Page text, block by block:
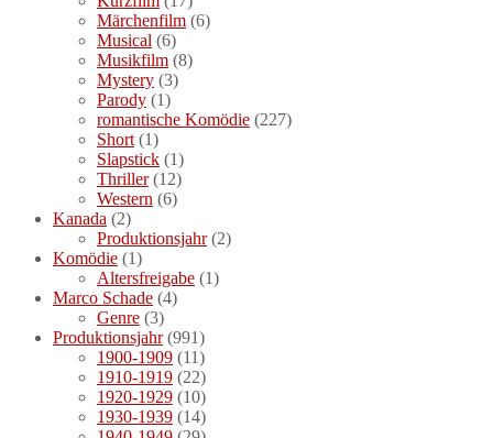
Märchenfilm (6)
Musical (6)
Musikfilm (8)
Mystery (3)
Parody (1)
romantische Komödie (227)
Short (1)
Slapstick (1)
Thriller(12)
Western (6)
Kanada (2)
Produktionsjahr(2)
Komödie (1)
Altersfreigabe (1)
Marco Schade (4)
Genre (3)
Produktionsjahr(991)
1900-1909 (11)
1910-1919 (22)
1920-1929 (10)
1930-1939 (14)